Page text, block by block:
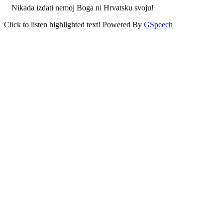
Nikada izdati nemoj Boga ni Hrvatsku svoju!
Click to listen highlighted text! Powered By GSpeech